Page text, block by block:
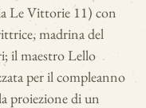
Le Vittorie 11) con
madrina del
il maestro Lello
per il compleanno
proiezione di un